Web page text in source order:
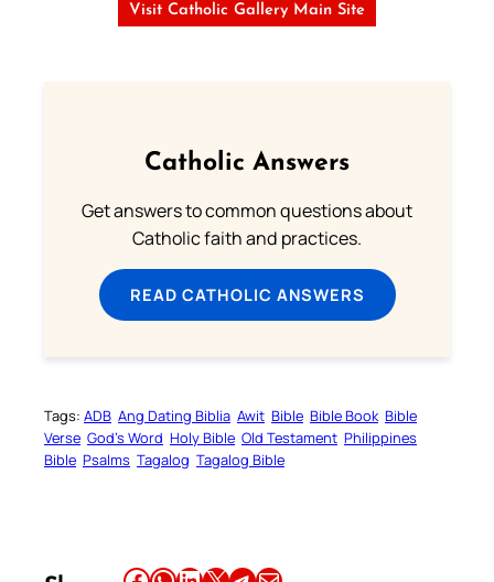
Visit Catholic Gallery Main Site
Catholic Answers
Get answers to common questions about
Catholic faith and practices.
READ CATHOLIC ANSWERS
Tags: ADB Ang Dating Biblia Awit Bible Bible Book Bible
Verse God’s Word Holy Bible Old Testament Philippines
Bible Psalms Tagalog Tagalog Bible